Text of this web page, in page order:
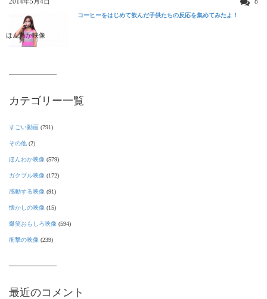
ほんわか映像
コーヒーをはじめて飲んだ子供たちの反応を集めてみたよ！
カテゴリー一覧
すごい動画 (791)
その他 (2)
ほんわか映像 (579)
ガクブル映像 (172)
感動する映像 (91)
懐かしの映像 (15)
爆笑おもしろ映像 (594)
衝撃の映像 (239)
最近のコメント